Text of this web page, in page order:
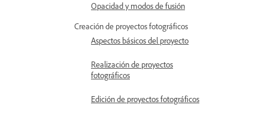
Opacidad y modos de fusión
Creación de proyectos fotográficos
Aspectos básicos del proyecto
Realización de proyectos
fotográficos
Edición de proyectos fotográficos